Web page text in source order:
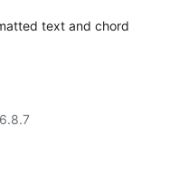
text and chord